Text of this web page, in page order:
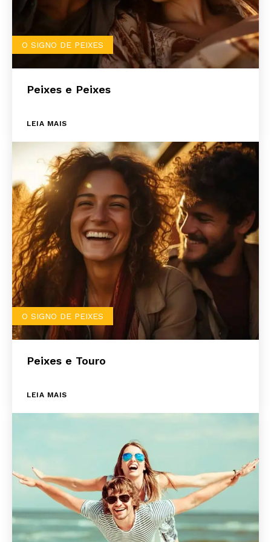
O SIGNO DE PEIXES
Peixes e Peixes
LEIA MAIS
O SIGNO DE PEIXES
Peixes e Touro
LEIA MAIS